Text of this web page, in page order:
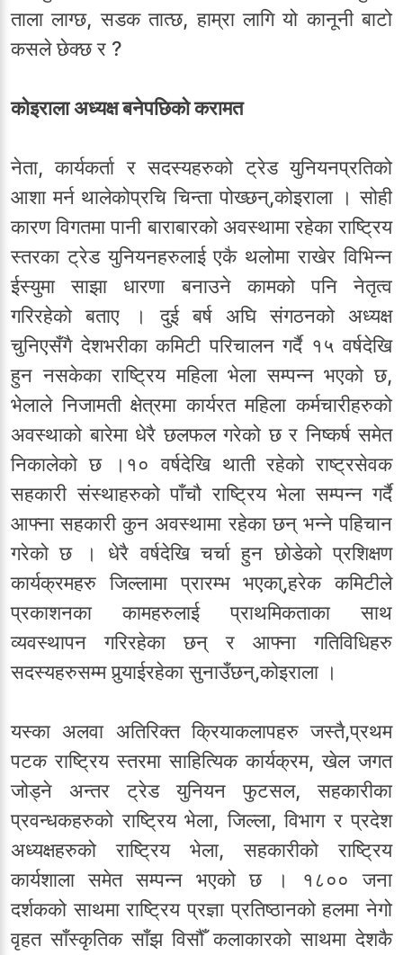
ताला लाग्छ, सडक तात्छ, हाम्रा लागि यो कानूनी बाटो
कसले छेक्छ र ?
कोइराला अध्यक्ष बनेपछिको करामत
नेता, कार्यकर्ता र सदस्यहरुको ट्रेड युनियनप्रतिको
आशा मर्न थालेकोप्रचि चिन्ता पोख्छन्,कोइराला । सोही
कारण विगतमा पानी बाराबारको अवस्थामा रहेका राष्ट्रिय
स्तरका ट्रेड युनियनहरुलाई एकै थलोमा राखेर विभिन्न
ईस्युमा साझा धारणा बनाउने कामको पनि नेतृत्व
गरिरहेको बताए । दुई बर्ष अघि संगठनको अध्यक्ष
चुनिएसँगै देशभरीका कमिटी परिचालन गर्दै १५ वर्षदेखि
हुन नसकेका राष्ट्रिय महिला भेला सम्पन्न भएको छ,
भेलाले निजामती क्षेत्रमा कार्यरत महिला कर्मचारीहरुको
अवस्थाको बारेमा धेरै छलफल गरेको छ र निष्कर्ष समेत
निकालेको छ ।१० वर्षदेखि थाती रहेको राष्ट्रसेवक
सहकारी संस्थाहरुको पाँचौ राष्ट्रिय भेला सम्पन्न गर्दै
आफ्ना सहकारी कुन अवस्थामा रहेका छन् भन्ने पहिचान
गरेको छ । धेरै वर्षदेखि चर्चा हुन छोडेको प्रशिक्षण
कार्यक्रमहरु जिल्लामा प्रारम्भ भएका्,हरेक कमिटीले
प्रकाशनका कामहरुलाई प्राथमिकताका साथ
व्यवस्थापन गरिरहेका छन् र आफ्ना गतिविधिहरु
सदस्यहरुसम्म पुर्‍याईरहेका सुनाउँछन्,कोइराला ।
यस्का अलवा अतिरिक्त क्रियाकलापहरु जस्तै,प्रथम
पटक राष्ट्रिय स्तरमा साहित्यिक कार्यक्रम, खेल जगत
जोड्ने अन्तर ट्रेड युनियन फुटसल, सहकारीका
प्रवन्धकहरुको राष्ट्रिय भेला, जिल्ला, विभाग र प्रदेश
अध्यक्षहरुको राष्ट्रिय भेला, सहकारीको राष्ट्रिय
कार्यशाला समेत सम्पन्न भएको छ । १८०० जना
दर्शकको साथमा राष्ट्रिय प्रज्ञा प्रतिष्ठानको हलमा नेगो
वृहत साँस्कृतिक साँझ विसौँ कलाकारको साथमा देशकै